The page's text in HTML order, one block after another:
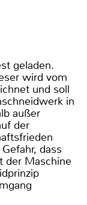
geladen.
wird vom
und soll
in
außer
der
dass
der Maschine